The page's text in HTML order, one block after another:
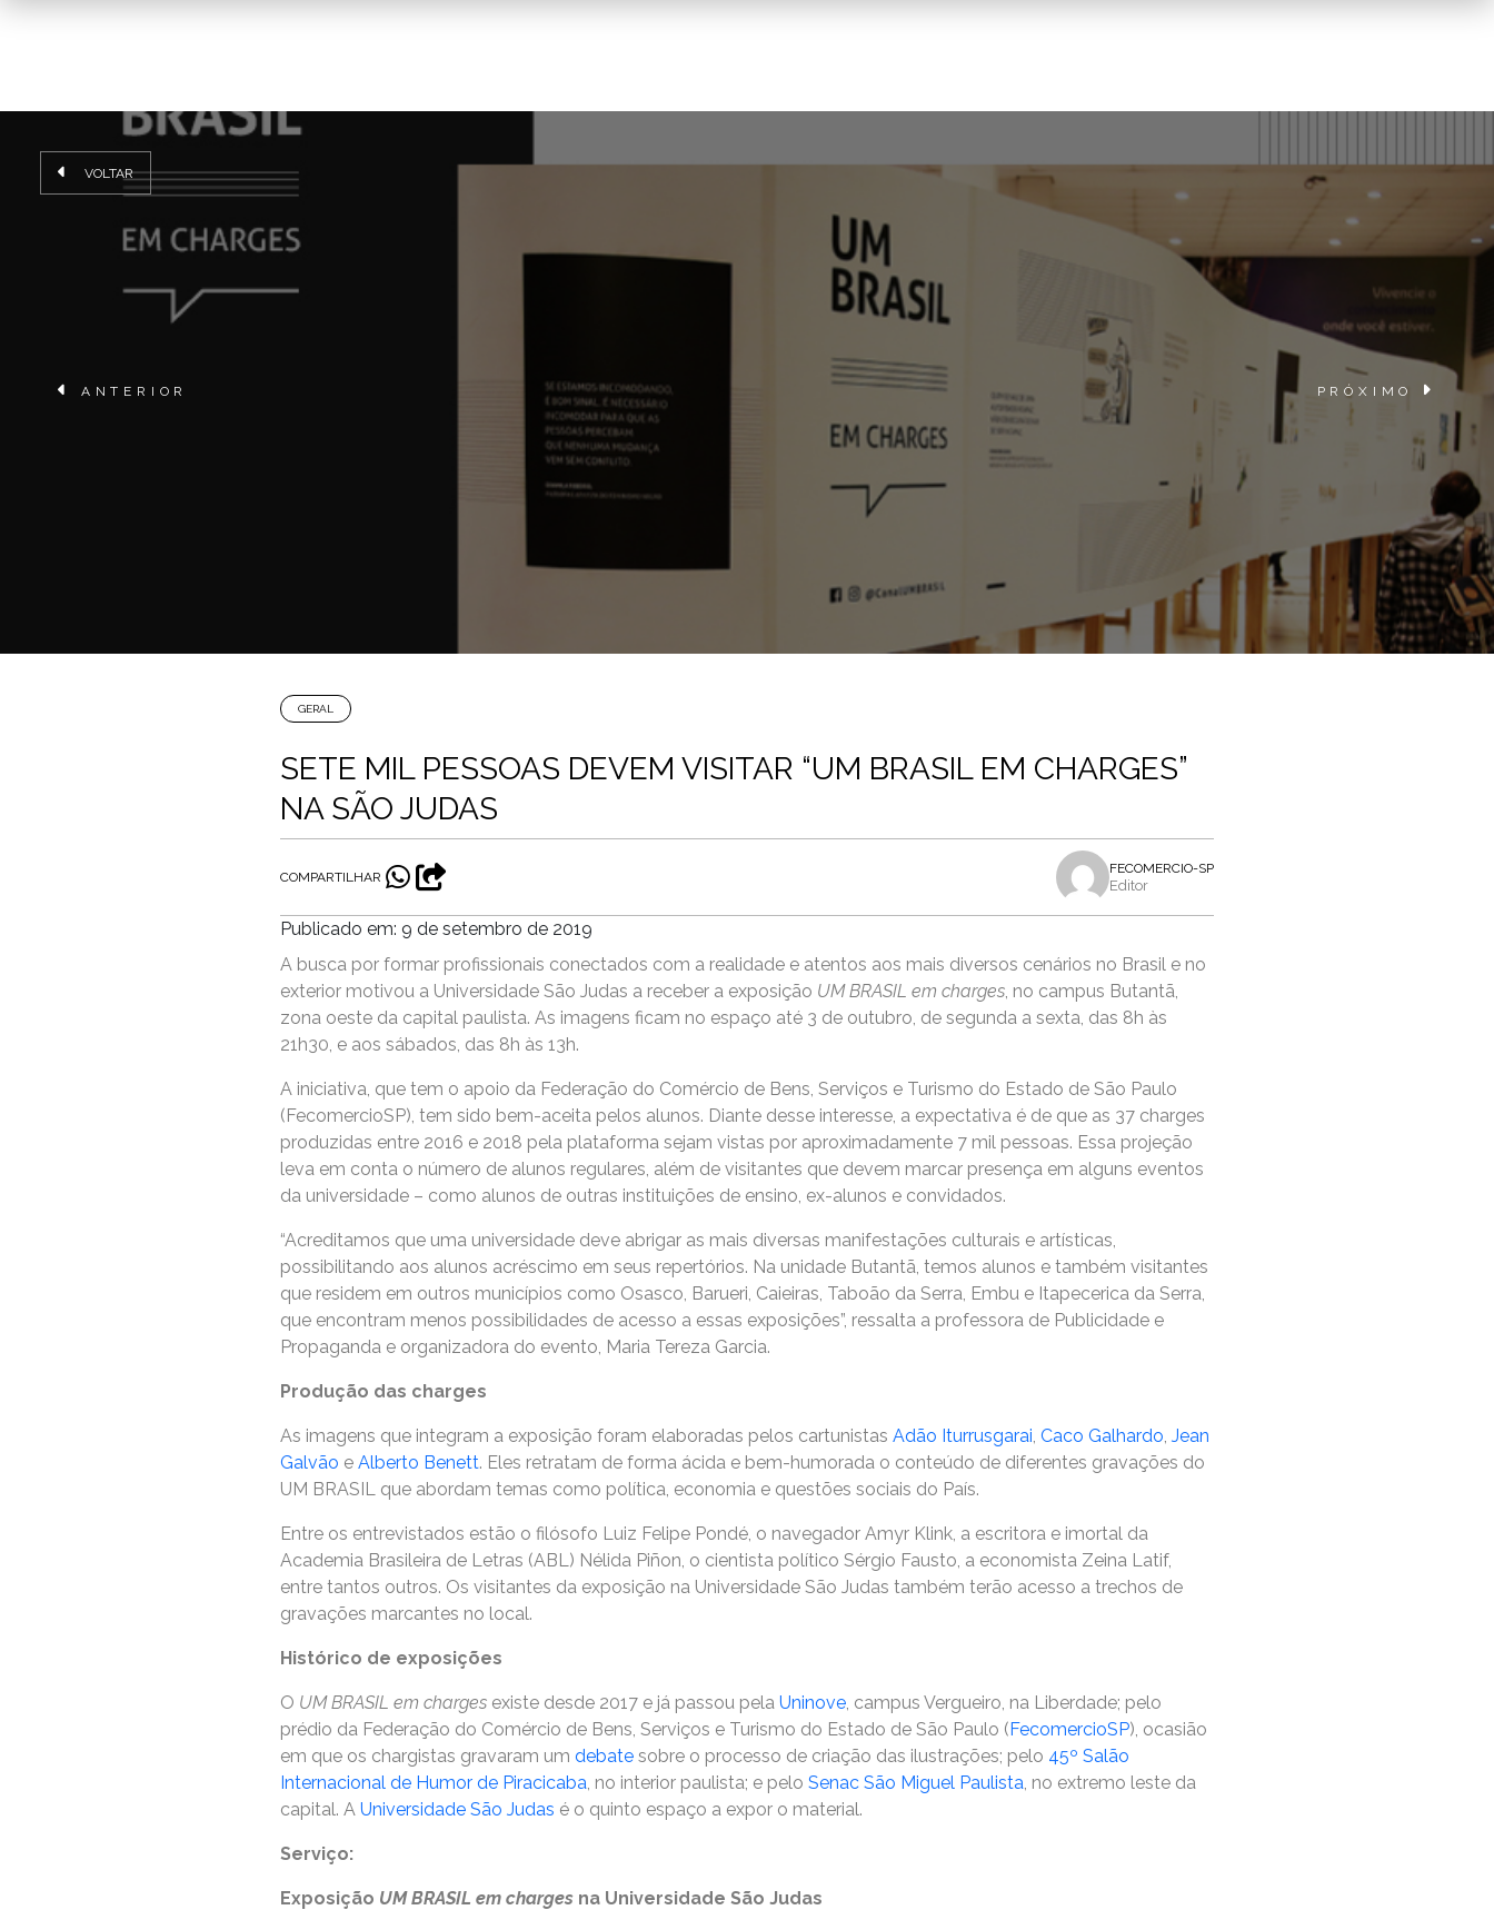
VOLTAR
ANTERIOR PRÓXIMO
GERAL
SETE MIL PESSOAS DEVEM VISITAR “UM BRASIL EM CHARGES”
NA SÃO JUDAS
COMPARTILHAR
FECOMERCIO-SP
Editor
Publicado em: 9 de setembro de 2019
A busca por formar profissionais conectados com a realidade e atentos aos mais diversos cenários no Brasil e no
exterior motivou a Universidade São Judas a receber a exposição UM BRASIL em charges, no campus Butantã,
zona oeste da capital paulista. As imagens ficam no espaço até 3 de outubro, de segunda a sexta, das 8h às
21h30, e aos sábados, das 8h às 13h.
A iniciativa, que tem o apoio da Federação do Comércio de Bens, Serviços e Turismo do Estado de São Paulo
(FecomercioSP), tem sido bem-aceita pelos alunos. Diante desse interesse, a expectativa é de que as 37 charges
produzidas entre 2016 e 2018 pela plataforma sejam vistas por aproximadamente 7 mil pessoas. Essa projeção
leva em conta o número de alunos regulares, além de visitantes que devem marcar presença em alguns eventos
da universidade – como alunos de outras instituições de ensino, ex-alunos e convidados.
“Acreditamos que uma universidade deve abrigar as mais diversas manifestações culturais e artísticas,
possibilitando aos alunos acréscimo em seus repertórios. Na unidade Butantã, temos alunos e também visitantes
que residem em outros municípios como Osasco, Barueri, Caieiras, Taboão da Serra, Embu e Itapecerica da Serra,
que encontram menos possibilidades de acesso a essas exposições”, ressalta a professora de Publicidade e
Propaganda e organizadora do evento, Maria Tereza Garcia.
Produção das charges
As imagens que integram a exposição foram elaboradas pelos cartunistas Adão Iturrusgarai, Caco Galhardo, Jean
Galvão e Alberto Benett. Eles retratam de forma ácida e bem-humorada o conteúdo de diferentes gravações do
UM BRASIL que abordam temas como política, economia e questões sociais do País.
Entre os entrevistados estão o filósofo Luiz Felipe Pondé, o navegador Amyr Klink, a escritora e imortal da
Academia Brasileira de Letras (ABL) Nélida Piñon, o cientista político Sérgio Fausto, a economista Zeina Latif,
entre tantos outros. Os visitantes da exposição na Universidade São Judas também terão acesso a trechos de
gravações marcantes no local.
Histórico de exposições
O UM BRASIL em charges existe desde 2017 e já passou pela Uninove, campus Vergueiro, na Liberdade; pelo
prédio da Federação do Comércio de Bens, Serviços e Turismo do Estado de São Paulo (FecomercioSP), ocasião
em que os chargistas gravaram um debate sobre o processo de criação das ilustrações; pelo 45º Salão
Internacional de Humor de Piracicaba, no interior paulista; e pelo Senac São Miguel Paulista, no extremo leste da
capital. A Universidade São Judas é o quinto espaço a expor o material.
Serviço:
Exposição UM BRASIL em charges na Universidade São Judas